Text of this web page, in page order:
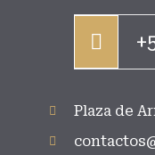
Plaza de